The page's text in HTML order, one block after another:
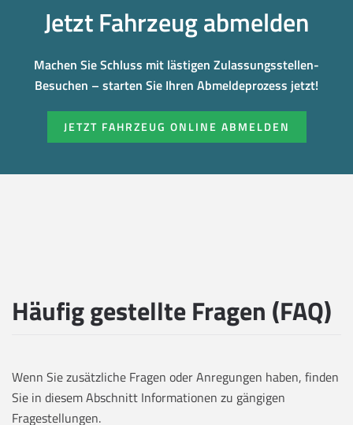
Jetzt Fahrzeug abmelden
Machen Sie Schluss mit lästigen Zulassungsstellen-
Besuchen – starten Sie Ihren Abmeldeprozess jetzt!
JETZT FAHRZEUG ONLINE ABMELDEN
Häufig gestellte Fragen (FAQ)
Wenn Sie zusätzliche Fragen oder Anregungen haben, finden
Sie in diesem Abschnitt Informationen zu gängigen
Fragestellungen.